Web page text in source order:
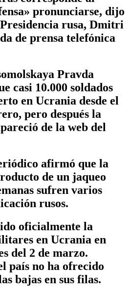
pronunciarse, dijo
rusa, Dmitri
de prensa telefónica
Pravda
casi 10.000 soldados
en Ucrania desde el
pero después la
de la web del
afirmó que la
de un jaqueo
sufren varios
rusos.
oficialmente la
en Ucrania en
del 2 de marzo.
país no ha ofrecido
bajas en sus filas.